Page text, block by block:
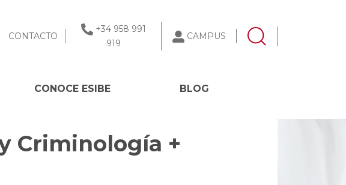
CONTACTO
+34 958 991
919
CAMPUS
CONOCE ESIBE BLOG
Criminología +